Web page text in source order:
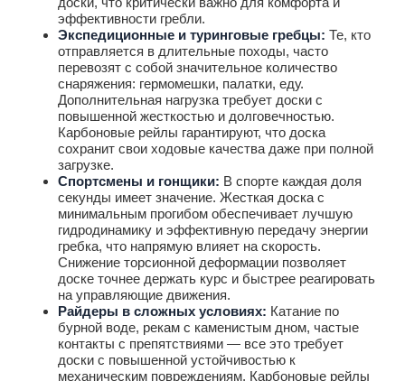
эффективности гребли.
Экспедиционные и туринговые гребцы: Те, кто
отправляется в длительные походы, часто
перевозят с собой значительное количество
снаряжения: гермомешки, палатки, еду.
Дополнительная нагрузка требует доски с
повышенной жесткостью и долговечностью.
Карбоновые рейлы гарантируют, что доска
сохранит свои ходовые качества даже при полной
загрузке.
Спортсмены и гонщики: В спорте каждая доля
секунды имеет значение. Жесткая доска с
минимальным прогибом обеспечивает лучшую
гидродинамику и эффективную передачу энергии
гребка, что напрямую влияет на скорость.
Снижение торсионной деформации позволяет
доске точнее держать курс и быстрее реагировать
на управляющие движения.
Райдеры в сложных условиях: Катание по
бурной воде, рекам с каменистым дном, частые
контакты с препятствиями — все это требует
доски с повышенной устойчивостью к
механическим повреждениям. Карбоновые рейлы